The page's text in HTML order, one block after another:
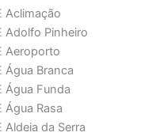
Aclimação
Adolfo Pinheiro
Aeroporto
Água Branca
Água Funda
Água Rasa
da Serra